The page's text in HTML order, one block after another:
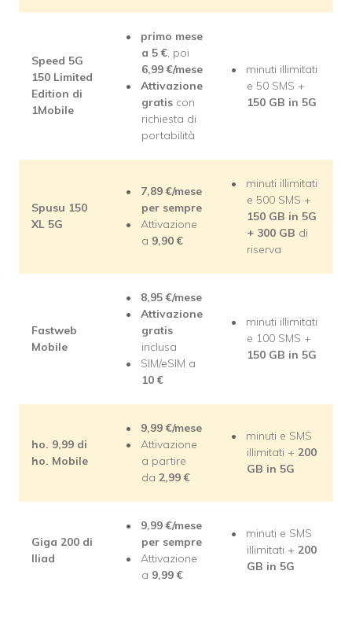
Speed 5G
150 Limited
Edition di
1Mobile
primo mese
a 5€, poi
6,99 €/mese
Attivazione
gratis con
richiesta di
portabilità
minuti illimitati
e 50 SMS +
150 GB in 5G
Spusu 150
XL 5G
7,89 €/mese
per sempre
Attivazione
a 9,90 €
minuti illimitati
e 500 SMS +
150 GB in 5G
+ 300 GB di
riserva
Fastweb
Mobile
8,95 €/mese
Attivazione
gratis
inclusa
SIM/eSIM a
10 €
minuti illimitati
e 100 SMS +
150 GB in 5G
ho. 9,99 di
ho. Mobile
9,99 €/mese
Attivazione
a partire
da 2,99 €
minuti e SMS
illimitati + 200
GB in 5G
Giga 200 di
Iliad
9,99 €/mese
per sempre
Attivazione
a 9,99 €
minuti e SMS
illimitati + 200
GB in 5G